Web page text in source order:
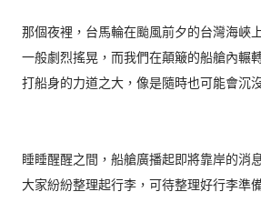
那個夜裡，台馬輪在颱風前夕的台灣海峽
一般劇烈搖晃，而我們在顛簸的船艙內輾
打船身的力道之大，像是隨時也可能會沉
睡睡醒醒之間，船艙廣播起即將靠岸的消
大家紛紛整理起行李，可待整理好行李準